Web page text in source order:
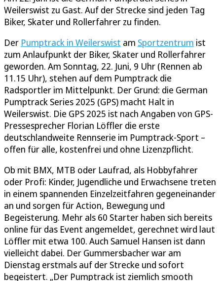
Weilerswist zu Gast. Auf der Strecke sind jeden Tag
Biker, Skater und Rollerfahrer zu finden.
Der Pumptrack in Weilerswist am Sportzentrum ist
zum Anlaufpunkt der Biker, Skater und Rollerfahrer
geworden. Am Sonntag, 22. Juni, 9 Uhr (Rennen ab
11.15 Uhr), stehen auf dem Pumptrack die
Radsportler im Mittelpunkt. Der Grund: die German
Pumptrack Series 2025 (GPS) macht Halt in
Weilerswist. Die GPS 2025 ist nach Angaben von GPS-
Pressesprecher Florian Löffler die erste
deutschlandweite Rennserie im Pumptrack-Sport –
offen für alle, kostenfrei und ohne Lizenzpflicht.
Ob mit BMX, MTB oder Laufrad, als Hobbyfahrer
oder Profi: Kinder, Jugendliche und Erwachsene treten
in einem spannenden Einzelzeitfahren gegeneinander
an und sorgen für Action, Bewegung und
Begeisterung. Mehr als 60 Starter haben sich bereits
online für das Event angemeldet, gerechnet wird laut
Löffler mit etwa 100. Auch Samuel Hansen ist dann
vielleicht dabei. Der Gummersbacher war am
Dienstag erstmals auf der Strecke und sofort
begeistert. „Der Pumptrack ist ziemlich smooth